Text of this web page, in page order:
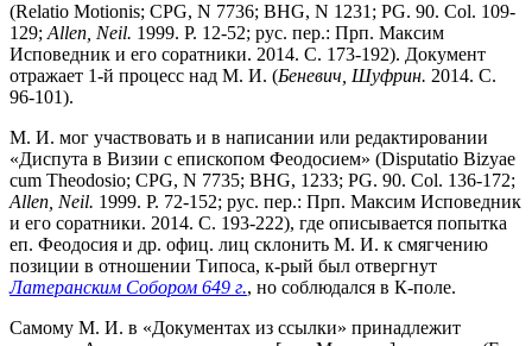
(Relatio Motionis; CPG, N 7736; BHG, N 1231; PG. 90. Col. 109-
129; Allen, Neil. 1999. P. 12-52; рус. пер.: Прп. Максим
Исповедник и его соратники. 2014. С. 173-192). Документ
отражает 1-й процесс над М. И. (Беневич, Шуфрин. 2014. С.
96-101).
М. И. мог участвовать и в написании или редактировании
«Диспута в Визии с епископом Феодосием» (Disputatio Bizyae
cum Theodosio; CPG, N 7735; BHG, 1233; PG. 90. Col. 136-172;
Allen, Neil. 1999. P. 72-152; рус. пер.: Прп. Максим Исповедник
и его соратники. 2014. С. 193-222), где описывается попытка
еп. Феодосия и др. офиц. лиц склонить М. И. к смягчению
позиции в отношении Типоса, к-рый был отвергнут
Латеранским Собором 649 г., но соблюдался в К-поле.
Самому М. И. в «Документах из ссылки» принадлежит